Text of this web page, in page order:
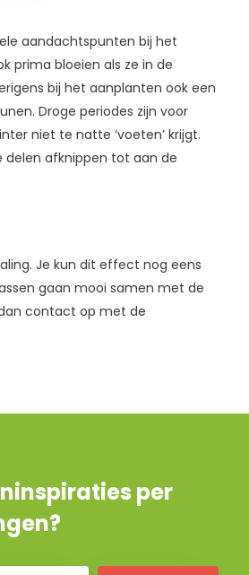
aandachtspunten bij het
prima bloeien als ze in de
bij het aanplanten ook een
Droge periodes zijn voor
niet te natte ‘voeten’ krijgt.
delen afknippen tot aan de
Je kun dit effect nog eens
gaan mooi samen met de
contact op met de
per